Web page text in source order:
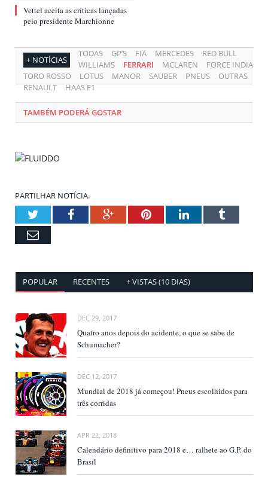
Vettel aceita as críticas lançadas
pelo presidente Marchionne
+ NOTÍCIAS
TODAS GP’S FIA MERCEDES
RED BULL
WILLIAMS
FERRARI MCLAREN
FORCE INDIA
TORO ROSSO
LOTUS MANOR SAUBER PNEUS
OUTRAS
RENAULT
HAAS F1
TAMBÉM PODERÁ GOSTAR
PARTILHAR NOTÍCIA.
TwitterFacebookGoogle+PinterestLinkedInTumblr
Email
POPULAR RECENTES + VISTAS (10 DIAS)
DEC 29, 2017
Quatro anos depois do acidente, o que se sabe de
Schumacher?
DEC 12, 2017
Mundial de 2018 já começou! Pneus escolhidos para
três corridas
APR 22, 2018
Calendário definitivo para 2018 e… ralhete ao G.P. do
Brasil